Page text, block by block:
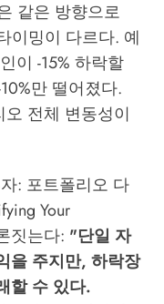
같은 방향으로
이밍이 다르다. 예
이 -15% 하락할
만 떨어졌다.
전체 변동성이
: 포트폴리오 다
Your
짓는다: "단일 자
을 주지만, 하락장
할 수 있다.